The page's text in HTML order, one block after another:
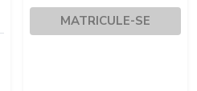
MATRICULE-SE